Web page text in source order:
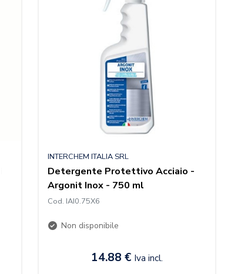
INTERCHEM ITALIA SRL
Detergente Protettivo Acciaio -
Argonit Inox - 750 ml
Cod. IAI0.75X6
Non disponibile
14.88 € Iva incl.